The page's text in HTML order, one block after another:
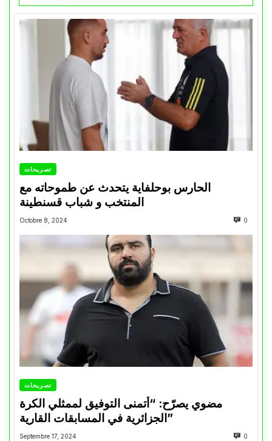
تصريحات
الحارس بوحلفاية يتحدث عن طموحاته مع
المنتخب و شباب قسنطينة
Octobre 8, 2024 0
تصريحات
مضوي يصرّح: “أتمنى التوفيق لممثلي الكرة
الجزائرية في المسابقات القارية”
Septembre 17, 2024 0